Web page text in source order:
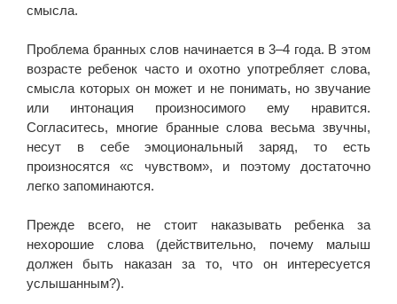
смысла.
Проблема бранных слов начинается в 3–4 года. В этом
возрасте ребенок часто и охотно употребляет слова,
смысла которых он может и не понимать, но звучание
или интонация произносимого ему нравится.
Согласитесь, многие бранные слова весьма звучны,
несут в себе эмоциональный заряд, то есть
произносятся «с чувством», и поэтому достаточно
легко запоминаются.
Прежде всего, не стоит наказывать ребенка за
нехорошие слова (действительно, почему малыш
должен быть наказан за то, что он интересуется
услышанным?).